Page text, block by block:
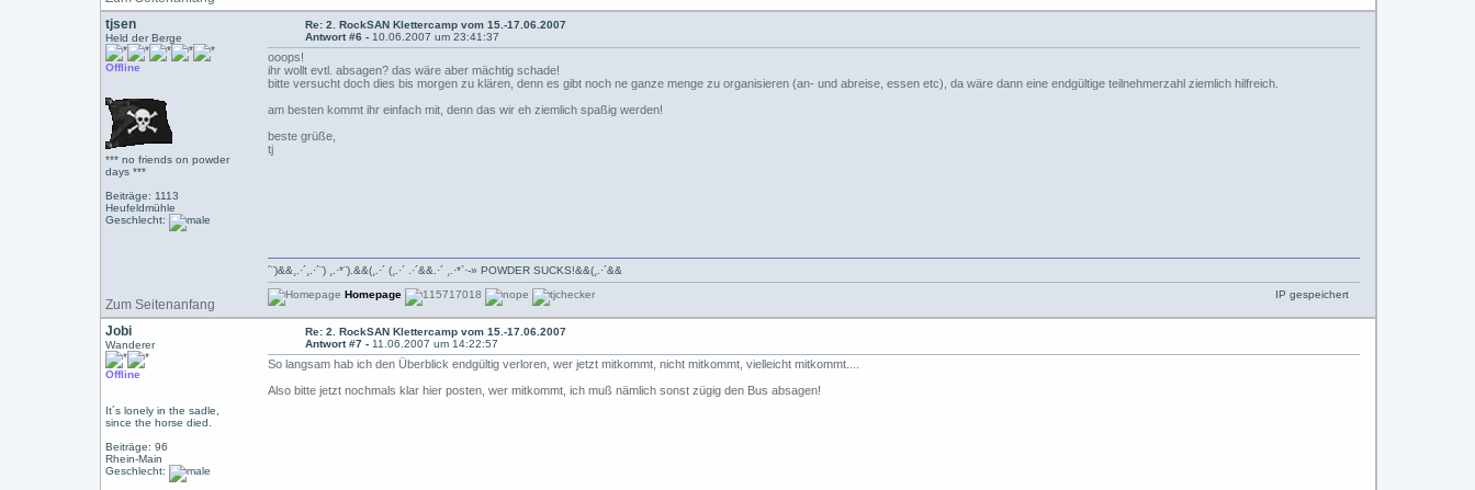
tjsen
Held der Berge
Offline
*** no friends on powder
days ***
Beiträge: 1113
Heufeldmühle
Geschlecht:
Re: 2. RockSAN Klettercamp vom 15.-17.06.2007
Antwort #6 - 10.06.2007 um 23:41:37
ooops!
ihr wollt evtl. absagen? das wäre aber mächtig schade!
bitte versucht doch dies bis morgen zu klären, denn es gibt noch ne ganze menge zu organisieren (an- und abreise, essen etc), da wäre dann eine endgültige teilnehmerzahl ziemlich hilfreich.
am besten kommt ihr einfach mit, denn das wir eh ziemlich spaßig werden!
beste grüße,
tj
Zum Seitenanfang
´¨)&&¸.·´¸.·´¨) ¸.·*¨).&&(¸.·´ (¸.·´ .·´&&.·´ ¸.·*`·-» POWDER SUCKS!&&(¸.·´&&
Homepage
IP gespeichert
Jobi
Wanderer
Offline
It´s lonely in the sadle,
since the horse died.
Beiträge: 96
Rhein-Main
Geschlecht:
Re: 2. RockSAN Klettercamp vom 15.-17.06.2007
Antwort #7 - 11.06.2007 um 14:22:57
So langsam hab ich den Überblick endgültig verloren, wer jetzt mitkommt, nicht mitkommt, vielleicht mitkommt....
Also bitte jetzt nochmals klar hier posten, wer mitkommt, ich muß nämlich sonst zügig den Bus absagen!